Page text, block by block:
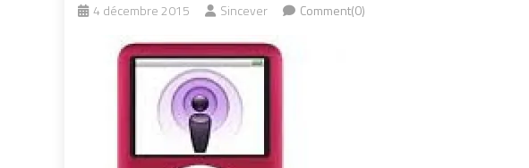
4 décembre 2015 Sincever Comment(0)